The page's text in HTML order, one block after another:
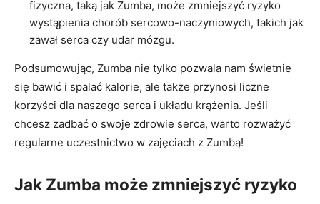
fizyczna, taką jak Zumba, może zmniejszyć ryzyko
wystąpienia chorób sercowo-naczyniowych, takich jak
zawał serca czy udar mózgu.
Podsumowując, Zumba nie tylko pozwala nam świetnie
się bawić i spalać kalorie, ale także przynosi liczne
korzyści dla naszego serca i układu krążenia. Jeśli
chcesz zadbać o swoje zdrowie serca, warto rozważyć
regularne uczestnictwo w zajęciach z Zumbą!
Jak Zumba może zmniejszyć ryzyko